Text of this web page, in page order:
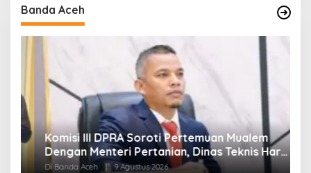
Banda Aceh
Komisi III DPRA Soroti Pertemuan Mualem
Dengan Menteri Pertanian, Dinas Teknis Harus
Dilibatkan
Di Banda Aceh | 9 Agustus 2026